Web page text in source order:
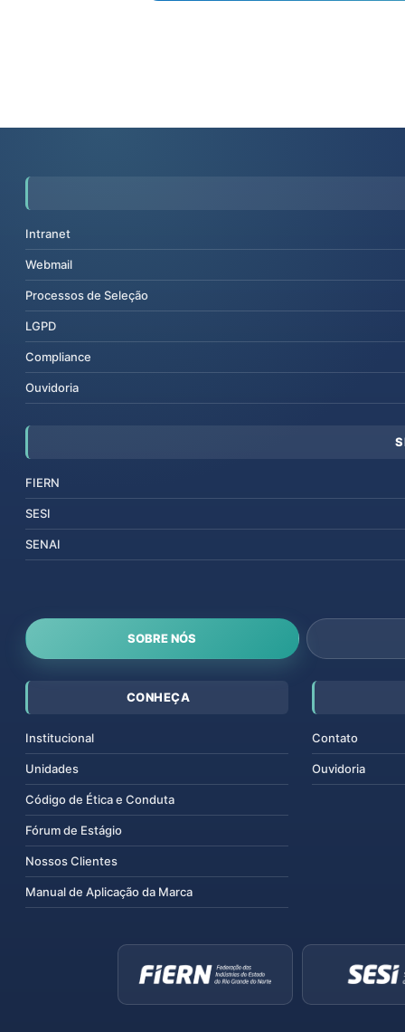
Intranet
Webmail
Processos de Seleção
LGPD
Compliance
Ouvidoria
FIERN
SESI
SENAI
SOBRE NÓS
CONHEÇA
Institucional
Unidades
Código de Ética e Conduta
Fórum de Estágio
Nossos Clientes
Manual de Aplicação da Marca
Contato
Ouvidoria